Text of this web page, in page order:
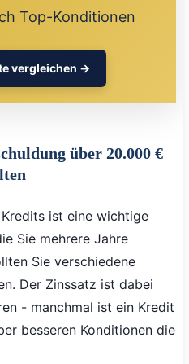
Top-Konditionen
vergleichen →
über 20.000 €
ist eine wichtige
Sie mehrere Jahre
Sie verschiedene
Der Zinssatz ist dabei
- manchmal ist ein Kredit
besseren Konditionen die